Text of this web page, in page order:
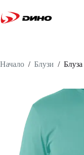
Начало / Блузи / Блуза